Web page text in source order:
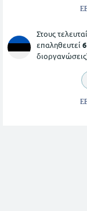
Στους
επαληθευτεί 6